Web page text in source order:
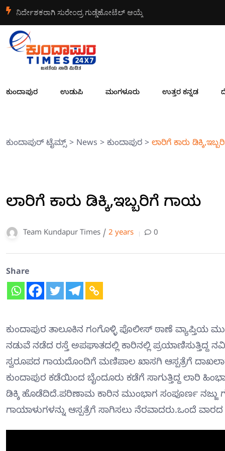
ನಿರ್ದೇಶಕರಾಗಿ ಸುರೇಂದ್ರ ಗುಡ್ಡೆಹೋಟೆಲ್ ಆಯ್ಕೆ
ಕುಂದಾಪುರ ಉಡುಪಿ ಮಂಗಳೂರು ಉತ್ತರ ಕನ್ನಡ
ಕುಂದಾಪುರ್ ಟೈಮ್ಸ್> News > ಕುಂದಾಪುರ > ಲಾರಿಗೆ ಕಾರು
ಲಾರಿಗೆ ಕಾರು ಡಿಕ್ಕಿ,ಇಬ್ಬರಿಗೆ ಗಾಯ
Team Kundapur Times / 2 years 0
Share
ಕುಂದಾಪುರ ತಾಲೂಕಿನ ಗಂಗೊಳ್ಳಿ ಪೊಲೀಸ್ ಠಾಣೆ ವ್ಯಾಪ್ತಿಯ
ನಡುವೆ ನಡೆದ ರಸ್ತೆ ಅಪಘಾತದಲ್ಲಿ ಕಾರಿನಲ್ಲಿ
ಸ್ವರೂಪದ ಗಾಯದೊಂದಿಗೆ ಮಣಿಪಾಲ ಖಾಸಗಿ ಆಸ್ಪತ್ರೆಗೆ
ಕುಂದಾಪುರ ಕಡೆಯಿಂದ ಬೈಂದೂರು ಕಡೆಗೆ ಸಾಗುತ್ತಿದ್ದ ಲಾರಿ
ಡಿಕ್ಕಿ ಹೊಡೆದಿದೆ.ಪರಿಣಾಮ ಕಾರಿನ ಮುಂಭಾಗ ಸಂಪೂರ್ಣ ನಜ್ಜು
ಗಾಯಾಳುಗಳನ್ನು ಆಸ್ಪತ್ರೆಗೆ ಸಾಗಿಸಲು ನೆರವಾದರು.ಒಂದೆ